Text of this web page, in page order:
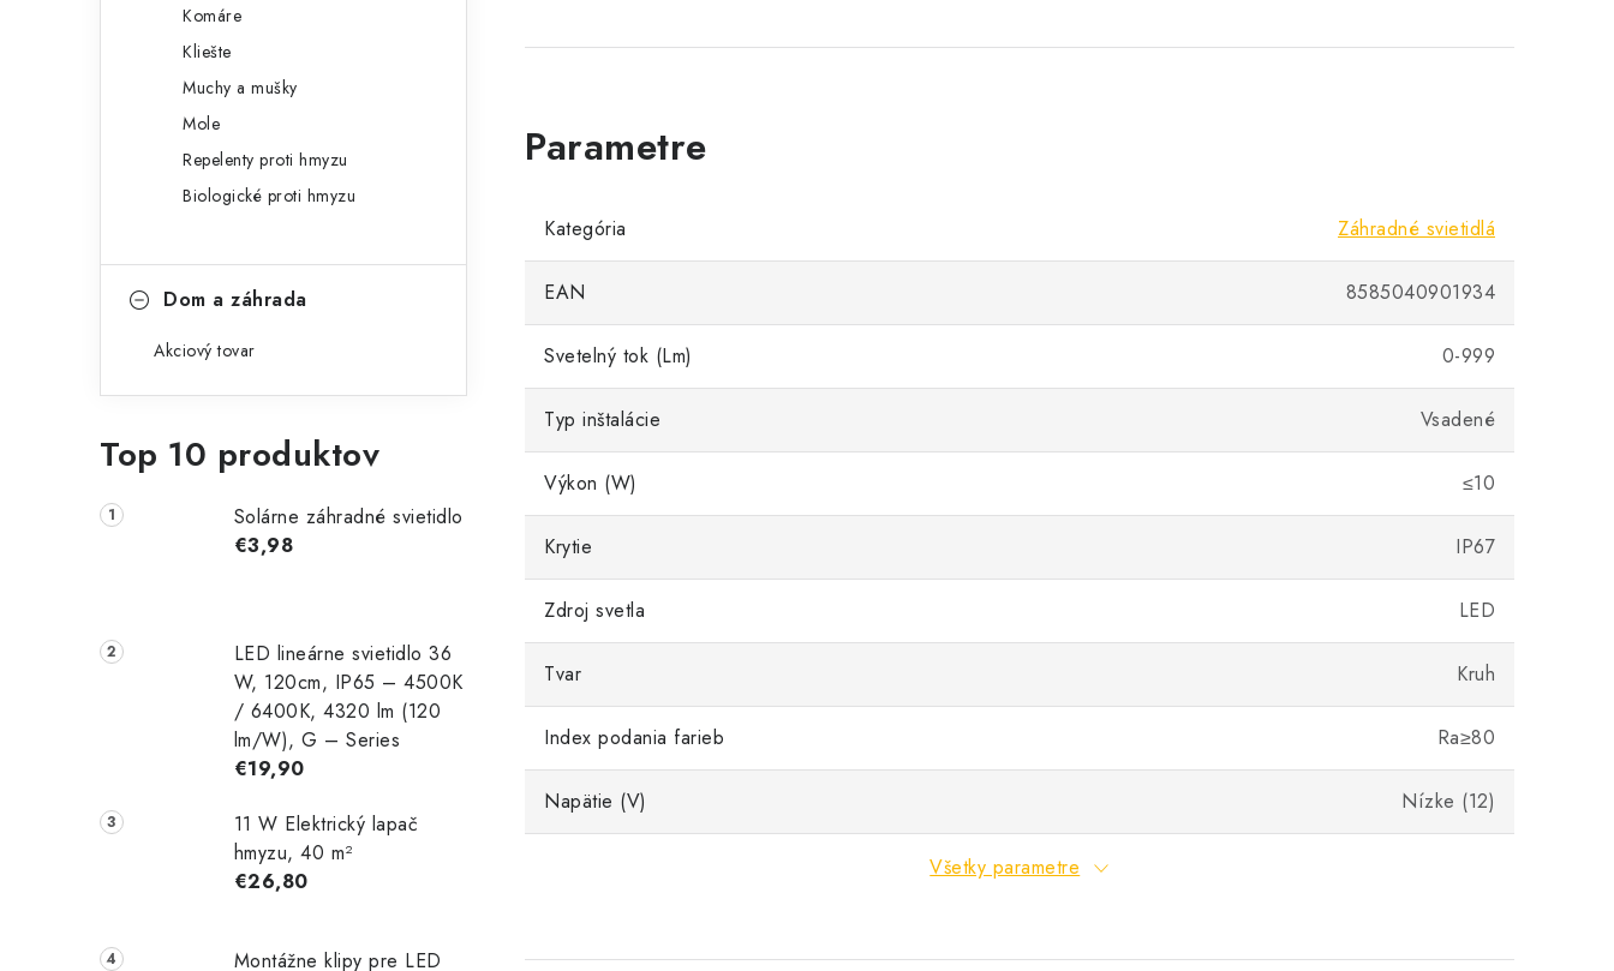
Komáre
Kliešte
Muchy a mušky
Mole
Repelenty proti hmyzu
Biologické proti hmyzu
Dom a záhrada
Akciový tovar
Top 10 produktov
Solárne záhradné svietidlo
€3,98
LED lineárne svietidlo 36
W, 120cm, IP65 – 4500K
/ 6400K, 4320 lm (120
lm/W), G – Series
€19,90
11 W Elektrický lapač
hmyzu, 40 m²
€26,80
Montážne klipy pre LED
Kategória Záhradné svietidlá
EAN 8585040901934
Svetelný tok (Lm) 0-999
Typ inštalácie Vsadené
Výkon (W) ≤10
Krytie IP67
Zdroj svetla LED
Tvar Kruh
Index podania farieb Ra≥80
Napätie (V) Nízke (12)
Všetky parametre